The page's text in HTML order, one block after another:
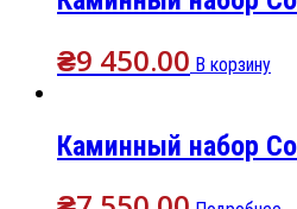
₴9 450.00 В корзину
Каминный набор